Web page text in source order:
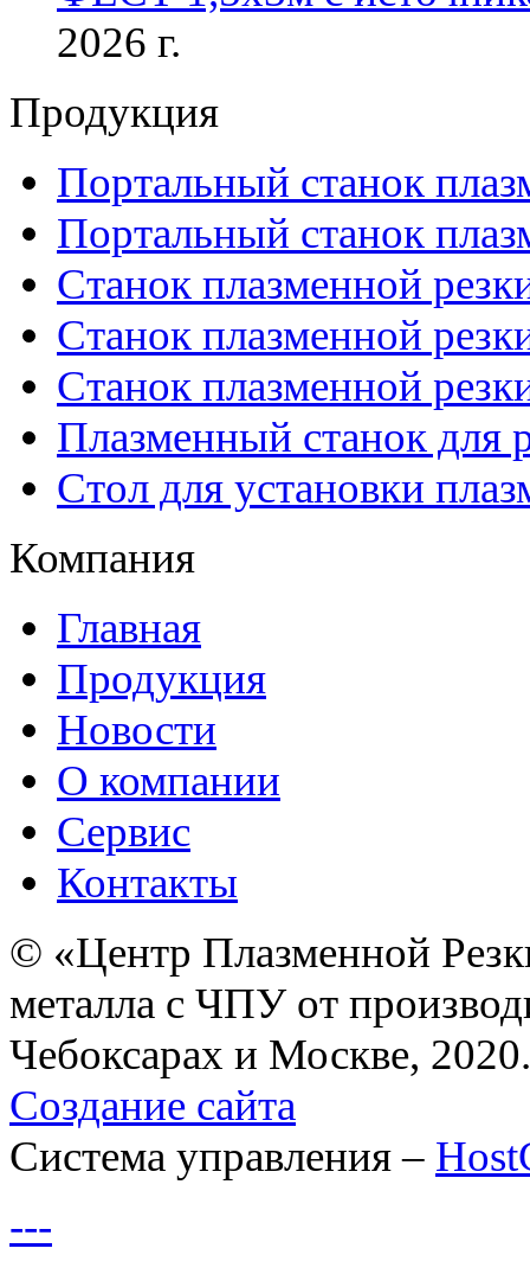
2026 г.
Продукция
Портальный станок
Портальный станок
Станок плазменной
Станок плазменной
Станок плазменной
Плазменный станок для
Стол для установки
Компания
Главная
Продукция
Новости
О компании
Сервис
Контакты
© «Центр Плазменной
металла с ЧПУ от
Чебоксарах и Москве, 2020.
Создание сайта
Система управления –
---